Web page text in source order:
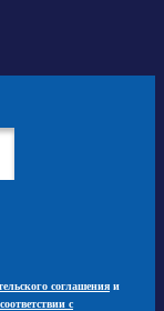
соглашения и
с